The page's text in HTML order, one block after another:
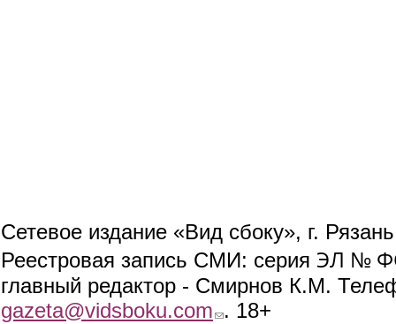
Сетевое издание «Вид сбоку», г.
Реестровая запись СМИ: серия ЭЛ №
главный редактор - Смирнов К.М.
gazeta@vidsboku.com (link sends e-mail)
. 18+